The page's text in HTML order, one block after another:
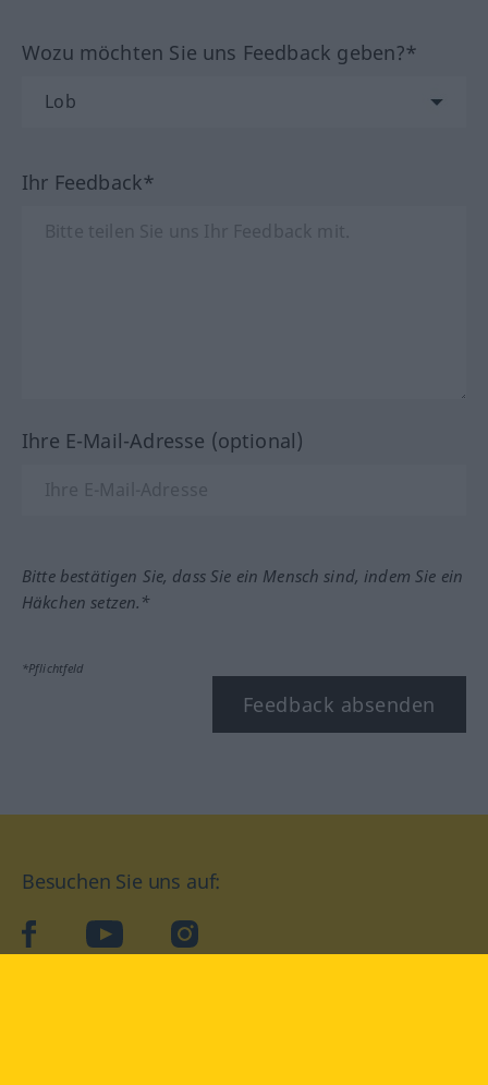
Wozu möchten Sie uns Feedback geben?*
Ihr Feedback*
Ihre E-Mail-Adresse (optional)
Bitte bestätigen Sie, dass Sie ein Mensch sind, indem Sie ein
Häkchen setzen.*
*Pflichtfeld
Feedback absenden
Besuchen Sie uns auf:
facebookYouTube Instagram